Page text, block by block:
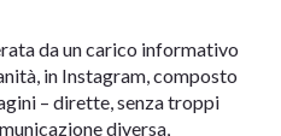
da un carico informativo
in Instagram, composto
– dirette, senza troppi
diversa,